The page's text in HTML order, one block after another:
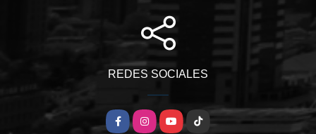
REDES SOCIALES
FacebookInstagramYouTube
TikTok